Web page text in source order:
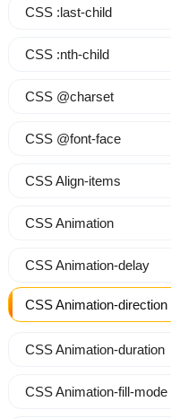
CSS :last-child
CSS :nth-child
CSS @charset
CSS @font-face
CSS Align-items
CSS Animation
CSS Animation-delay
CSS Animation-direction
CSS Animation-duration
CSS Animation-fill-mode